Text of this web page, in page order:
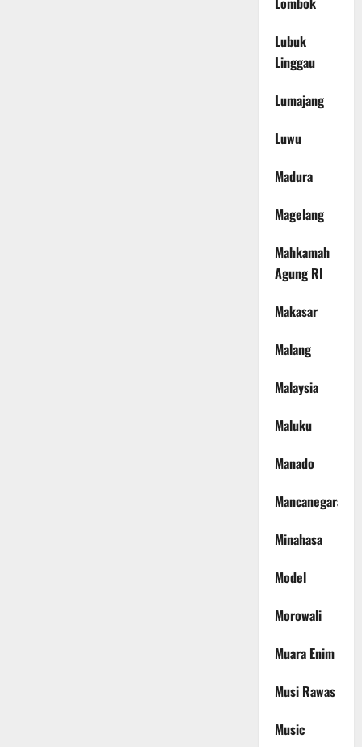
Lubuk
Linggau
Lumajang
Luwu
Madura
Magelang
Mahkamah
Agung RI
Makasar
Malang
Malaysia
Maluku
Manado
Mancanegara
Minahasa
Model
Morowali
Muara Enim
Musi Rawas
Music